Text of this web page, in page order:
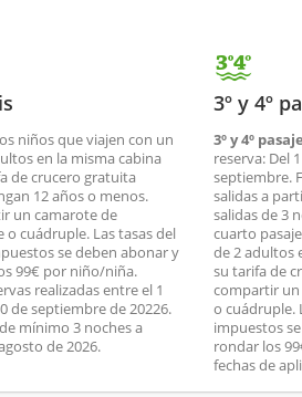
niños que viajen con un
en la misma cabina
de crucero gratuita
12 años o menos.
un camarote de
cuádruple. Las tasas del
se deben abonar y
99€ por niño/niña.
realizadas entre el 1
de septiembre de 20226.
mínimo 3 noches a
de 2026.
3º y 4º
3º y 4º
reserva: Del
septiembre.
salidas a
salidas de 3
cuarto
de 2 adultos
su tarifa de
compartir
o cuádruple.
impuestos
rondar los
fechas de